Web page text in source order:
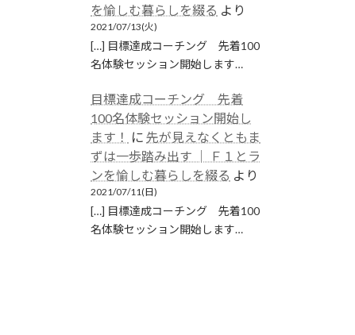
を愉しむ暮らしを綴る より
2021/07/13(火)
[…] 目標達成コーチング 先着100
名体験セッション開始します…
目標達成コーチング 先着
100名体験セッション開始し
ます！
に先が見えなくともま
ずは一歩踏み出す │ Ｆ１とラ
ンを愉しむ暮らしを綴る より
2021/07/11(日)
[…] 目標達成コーチング 先着100
名体験セッション開始します…